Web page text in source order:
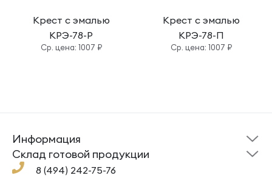
Крест с эмалью
КРЭ-78-Р
Cр. цена: 1007 ₽
Крест с эмалью
КРЭ-78-П
Cр. цена: 1007 ₽
8 (494) 242-75-76
Информация
Склад готовой
продукции
Под заказ
Помощь
Cклад готовой продукции
Кресты
Кольца
Ложки